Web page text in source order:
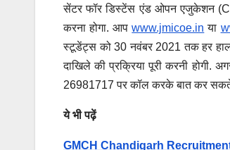
सेंटर फॉर डिस्टेंस एंड ओपन एजुकेशन
करना होगा. आपwww.jmicoe.in या
स्टूडेंट्स को 30 नवंबर 2021 तक हर हाल
दाखिले की प्रक्रिया पूरी करनी
26981717 पर कॉल करके बात कर
ये भी पढ़ें
GMCH Chandigarh Recruitment